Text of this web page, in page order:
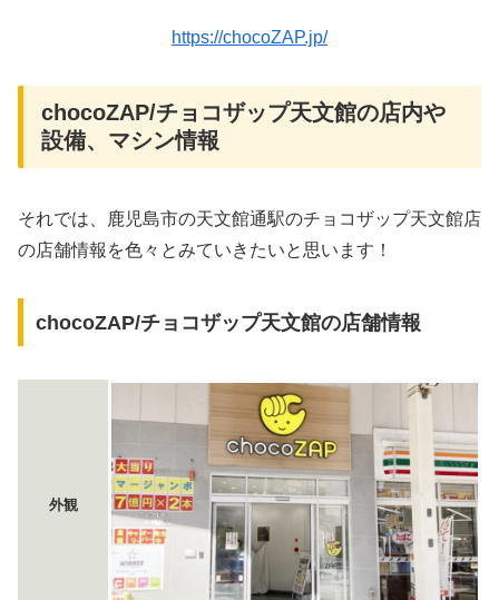
https://chocoZAP.jp/
chocoZAP/チョコザップ天文館の店内や
設備、マシン情報
それでは、鹿児島市の天文館通駅のチョコザップ天文館店
の店舗情報を色々とみていきたいと思います！
chocoZAP/チョコザップ天文館の店舗情報
外観